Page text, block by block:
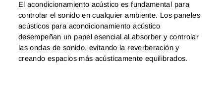
El acondicionamiento acústico es fundamental para
controlar el sonido en cualquier ambiente. Los paneles
acústicos para acondicionamiento acústico
desempeñan un papel esencial al absorber y controlar
las ondas de sonido, evitando la reverberación y
creando espacios más acústicamente equilibrados.